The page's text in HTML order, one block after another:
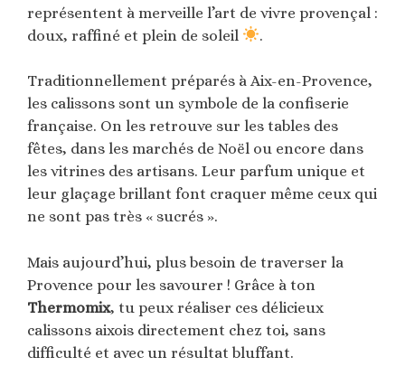
représentent à merveille l’art de vivre provençal :
doux, raffiné et plein de soleil
.
Traditionnellement préparés à Aix-en-Provence,
les calissons sont un symbole de la confiserie
française. On les retrouve sur les tables des
fêtes, dans les marchés de Noël ou encore dans
les vitrines des artisans. Leur parfum unique et
leur glaçage brillant font craquer même ceux qui
ne sont pas très « sucrés ».
Mais aujourd’hui, plus besoin de traverser la
Provence pour les savourer ! Grâce à ton
Thermomix, tu peux réaliser ces délicieux
calissons aixois directement chez toi, sans
difficulté et avec un résultat bluffant.